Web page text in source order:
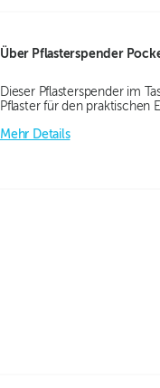
Über Pflasterspender
Dieser Pflasterspender im
Pflaster für den praktischen
Mehr Details